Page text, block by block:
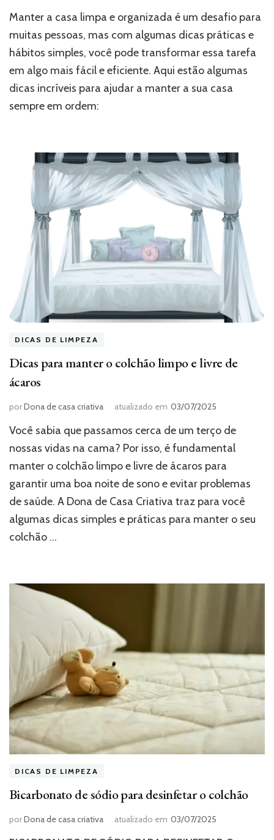
Manter a casa limpa e organizada é um desafio para
muitas pessoas, mas com algumas dicas práticas e
hábitos simples, você pode transformar essa tarefa
em algo mais fácil e eficiente. Aqui estão algumas
dicas incríveis para ajudar a manter a sua casa
sempre em ordem:
DICAS DE LIMPEZA
Dicas para manter o colchão limpo e livre de
ácaros
porDona de casa criativa atualizado em 03/07/2025
Você sabia que passamos cerca de um terço de
nossas vidas na cama? Por isso, é fundamental
manter o colchão limpo e livre de ácaros para
garantir uma boa noite de sono e evitar problemas
de saúde. A Dona de Casa Criativa traz para você
algumas dicas simples e práticas para manter o seu
colchão …
DICAS DE LIMPEZA
Bicarbonato de sódio para desinfetar o colchão
porDona de casa criativa atualizado em 03/07/2025